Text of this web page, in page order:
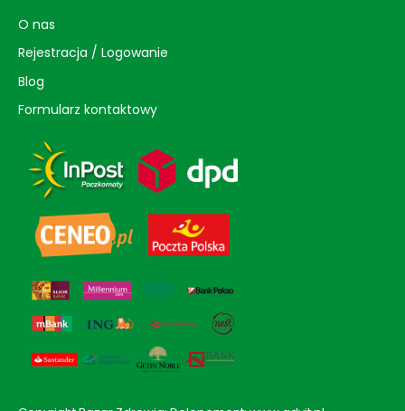
O nas
Rejestracja / Logowanie
Blog
Formularz kontaktowy